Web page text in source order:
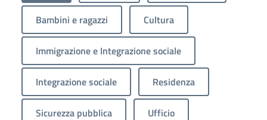
Bambini e ragazzi Cultura
Immigrazione e Integrazione sociale
Integrazione sociale Residenza
Sicurezza pubblica Ufficio